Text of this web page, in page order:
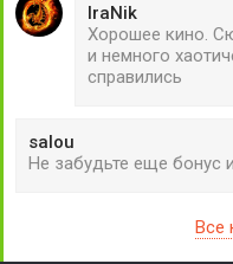
IraNik
Хорошее кино.
и немного
справились
salou
Не забудьте еще бонус
Все